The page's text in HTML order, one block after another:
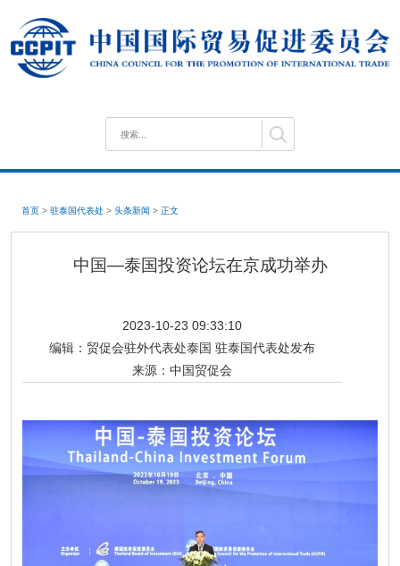
首页 > 驻泰国代表处 > 头条新闻 > 正文
中国—泰国投资论坛在京成功举办
2023-10-23 09:33:10
编辑： 贸促会驻外代表处泰国 驻泰国代表处发布
来源： 中国贸促会